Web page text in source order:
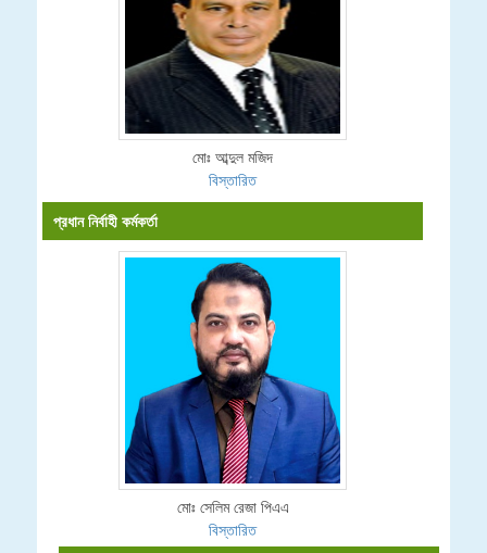
মোঃ আব্দুল মজিদ
বিস্তারিত
প্রধান নির্বাহী কর্মকর্তা
মোঃ সেলিম রেজা পিএএ
বিস্তারিত